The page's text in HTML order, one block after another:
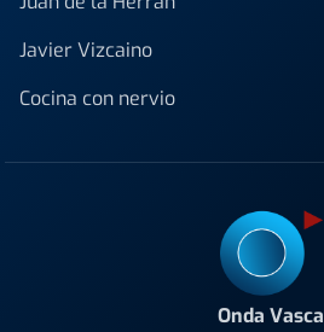
Javier Vizcaino
Cocina con nervio
Onda Vasca